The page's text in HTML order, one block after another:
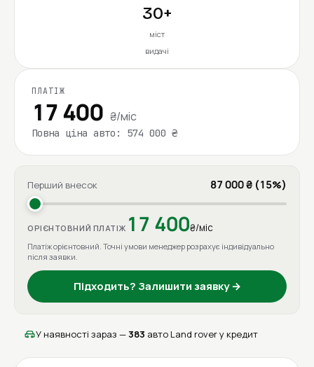
30+
міст
видачі
ПЛАТІЖ
17 400 ₴/міс
Повна ціна авто: 574 000 ₴
Перший внесок 87 000 ₴ (15%)
ОРІЄНТОВНИЙ ПЛАТІЖ 17 400₴/міс
Платіж орієнтовний. Точні умови менеджер розрахує індивідуально
після заявки.
Підходить? Залишити заявку →
У наявності зараз — 383 авто Land rover у кредит